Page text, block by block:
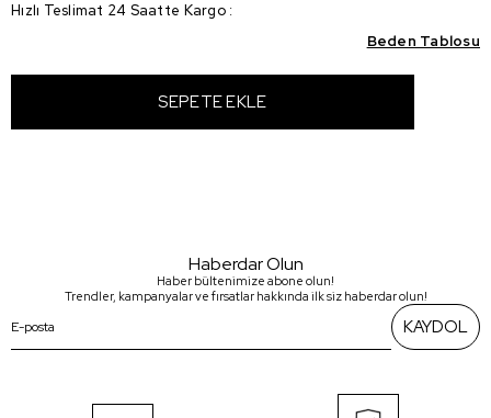
Hızlı Teslimat 24 Saatte Kargo :
Beden Tablosu
Haberdar Olun
Haber bültenimize abone olun!
Trendler, kampanyalar ve fırsatlar hakkında ilk siz haberdar olun!
KAYDOL